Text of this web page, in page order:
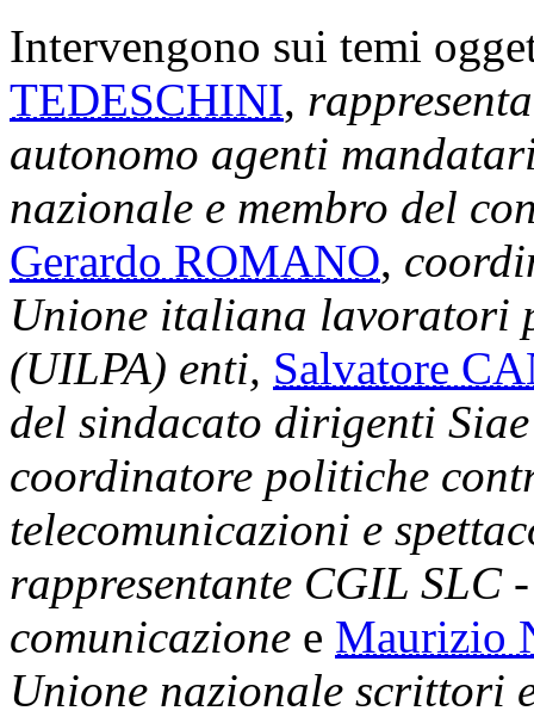
Intervengono sui temi
TEDESCHINI,
autonomo agenti
nazionale e membro del
Gerardo ROMANO,
Unione italiana lavoratori
(UILPA) enti, Salvatore
del sindacato dirigenti
coordinatore politiche
telecomunicazioni e
rappresentante CGIL SLC
comunicazione e Maurizio
Unione nazionale scrittori